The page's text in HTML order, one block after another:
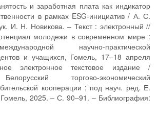
и заработная плата как индикатор
в рамках ESG-инициатив / А. С.
И. Н. Новикова. – Текст : электронный //
молодежи в современном мире :
научно-практической
и учащихся, Гомель, 17–18 апреля
электронное текстовое издание /
торгово-экономический
кооперации ; под науч. ред. Е.
2025. – С. 90–91. – Библиография: